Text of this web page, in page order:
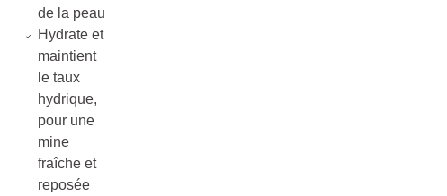
de la peau
Hydrate et
maintient
le taux
hydrique,
pour une
mine
fraîche et
reposée